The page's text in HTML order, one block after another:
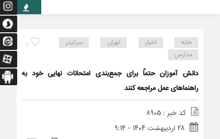
9 خانه اخبار تهران
سرتیتر
مدارس
دانش آموزان حتماً برای جمع‌بندی امتحانات نهایی خود به
راهنماهای عمل مراجعه کنند
کد خبر : 8905
28 اردیبهشت 1404 - 9:14